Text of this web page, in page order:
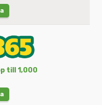
till 1,000